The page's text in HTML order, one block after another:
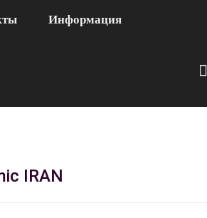
Информация
IRAN